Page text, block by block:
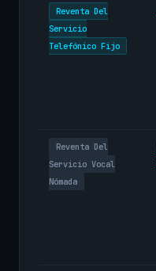
Reventa Del
Servicio
Telefónico Fijo
Reventa Del
Servicio Vocal
Nómada